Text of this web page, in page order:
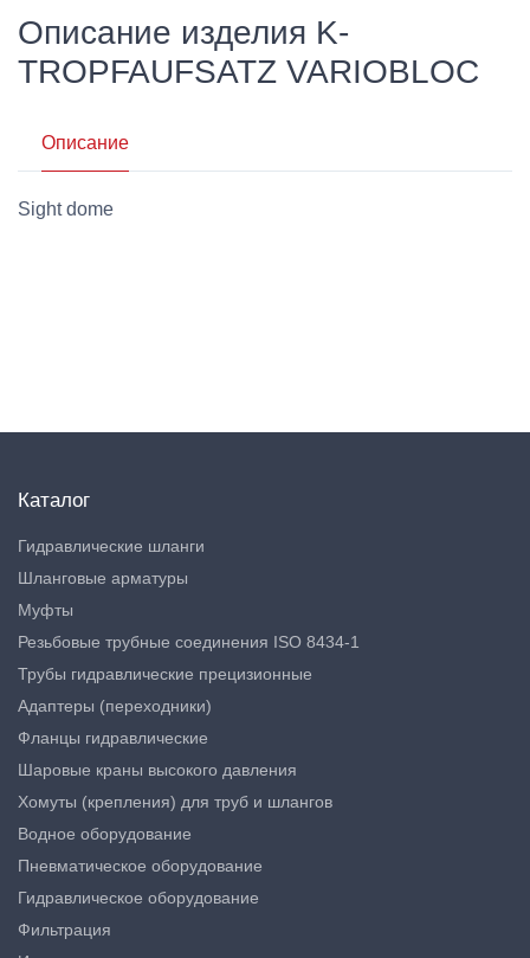
Описание изделия K-
TROPFAUFSATZ VARIOBLOC
Описание
Sight dome
Каталог
Гидравлические шланги
Шланговые арматуры
Муфты
Резьбовые трубные соединения ISO 8434-1
Трубы гидравлические прецизионные
Адаптеры (переходники)
Фланцы гидравлические
Шаровые краны высокого давления
Хомуты (крепления) для труб и шлангов
Водное оборудование
Пневматическое оборудование
Гидравлическое оборудование
Фильтрация